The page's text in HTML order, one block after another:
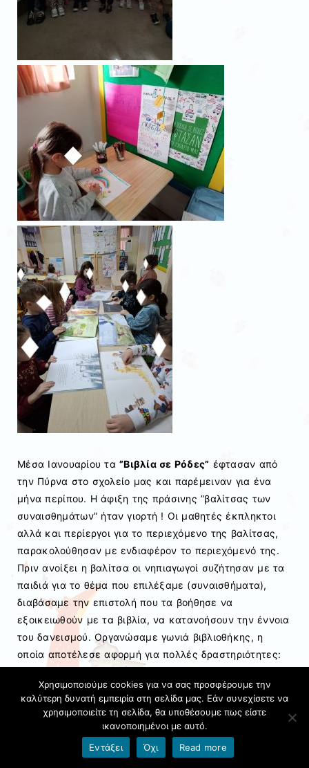
Μέσα Ιανουαρίου τα”Βιβλία σε Ρόδες” έφτασαν από
την Πύρνα στο σχολείο μας και παρέμειναν για ένα
μήνα περίπου. Η άφιξη της πράσινης ”βαλίτσας των
συναισθημάτων” ήταν γιορτή ! Οι μαθητές έκπληκτοι
αλλά και περίεργοι για το περιεχόμενο της βαλίτσας,
παρακολούθησαν με ενδιαφέρον το περιεχόμενό της.
Πριν ανοίξει η βαλίτσα οι νηπιαγωγοί συζήτησαν με τα
παιδιά για το θέμα που επιλέξαμε (συναισθήματα),
διαβάσαμε την επιστολή που τα βοήθησε να
εξοικειωθούν με τα βιβλία, να κατανοήσουν την έννοια
του δανεισμού. Οργανώσαμε γωνιά βιβλιοθήκης, η
οποία αποτέλεσε αφορμή για πολλές δραστηριότητες:
φιλία, η διαφορετικότητα κ.ά. έγιναν αφορμή για
θεατρικό παιχνίδι. Τα ”Βιβλία σε Ρόδες” μας βοήθησαν
στο τρίτο Εργαστήριο Δεξιοτήτων με τίτλο ”Ο κήπος
των συναισθημάτων”. Ενθαρρύναμε τα παιδιά να
ξεφυλλίσουν, να διαβάσουν μεγαλόφωνα, να
Χρησιμοποιούμε cookies για να σας προσφέρουμε την
καλύτερη δυνατή εμπειρία στη σελίδα μας. Εάν συνεχίσετε να
χρησιμοποιείτε τη σελίδα, θα υποθέσουμε πως είστε
ικανοποιημένοι με αυτό.
Εντάξει
Όχι Read more